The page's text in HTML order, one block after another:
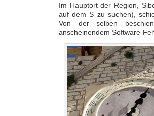
Im Hauptort der Region,
auf dem S zu suchen),
Von der selben
anscheinendem Software-